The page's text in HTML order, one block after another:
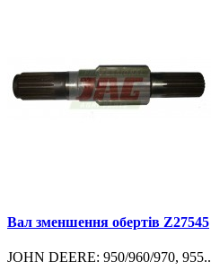
Вал зменшення обертів Z27545
JOHN DEERE: 950/960/970, 955..